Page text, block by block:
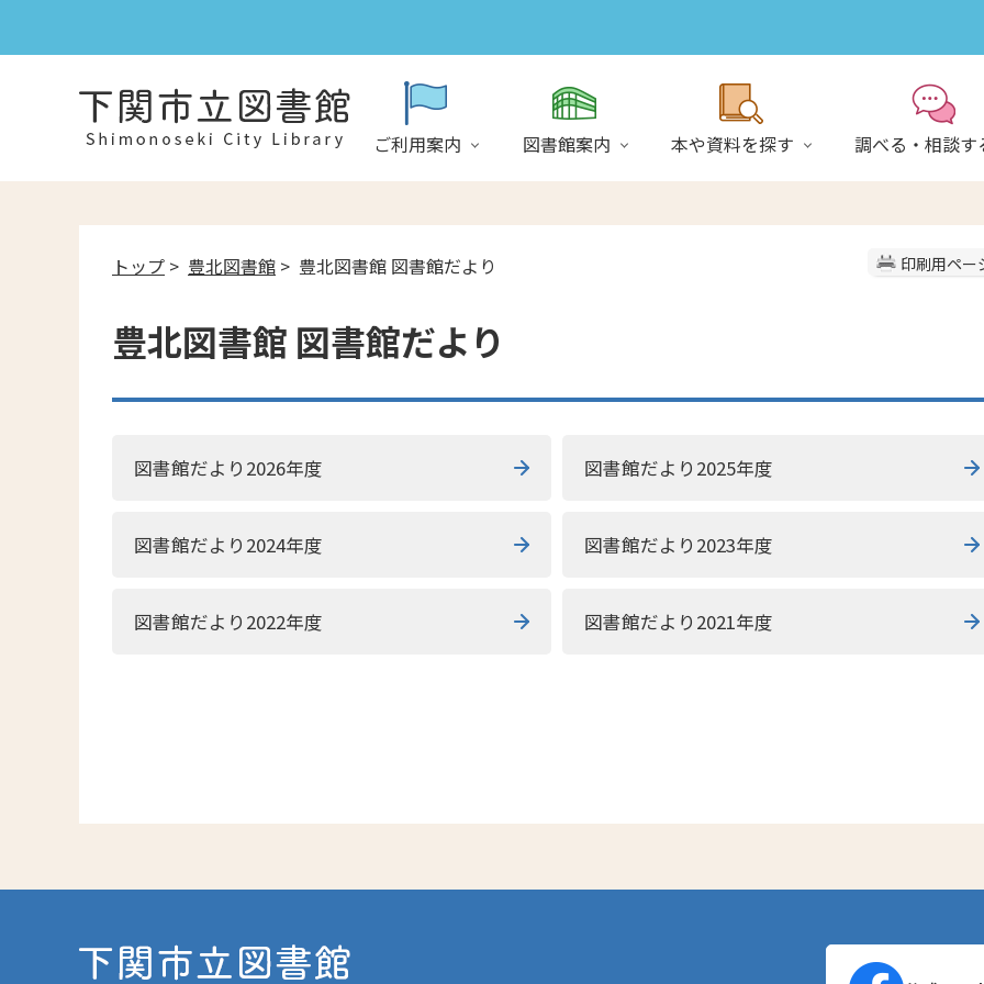
ご利用案内 図書館案内 本や資料を探す 調べる・相談す
印刷用ペー
トップ > 豊北図書館 > 豊北図書館 図書館だより
豊北図書館 図書館だより
図書館だより2026年度 図書館だより2025年度
図書館だより2024年度 図書館だより2023年度
図書館だより2022年度 図書館だより2021年度